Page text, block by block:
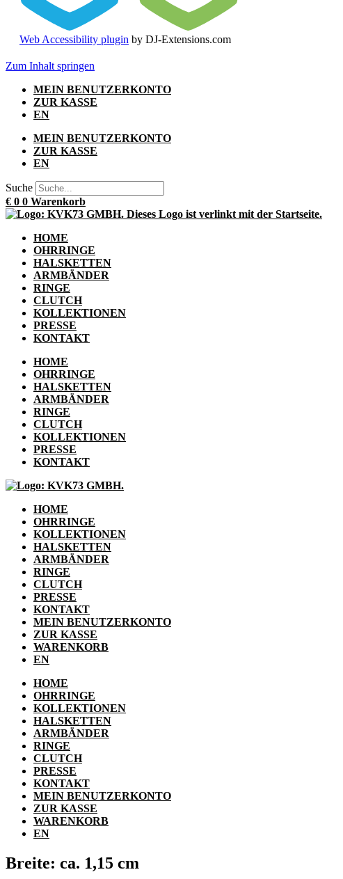
Web Accessibility plugin by DJ-Extensions.com
Zum Inhalt springen
MEIN BENUTZERKONTO
ZUR KASSE
EN
MEIN BENUTZERKONTO
ZUR KASSE
EN
Suche
€ 0 0 Warenkorb
HOME
OHRRINGE
HALSKETTEN
ARMBÄNDER
RINGE
CLUTCH
KOLLEKTIONEN
PRESSE
KONTAKT
HOME
OHRRINGE
HALSKETTEN
ARMBÄNDER
RINGE
CLUTCH
KOLLEKTIONEN
PRESSE
KONTAKT
HOME
OHRRINGE
KOLLEKTIONEN
HALSKETTEN
ARMBÄNDER
RINGE
CLUTCH
PRESSE
KONTAKT
MEIN BENUTZERKONTO
ZUR KASSE
WARENKORB
EN
HOME
OHRRINGE
KOLLEKTIONEN
HALSKETTEN
ARMBÄNDER
RINGE
CLUTCH
PRESSE
KONTAKT
MEIN BENUTZERKONTO
ZUR KASSE
WARENKORB
EN
Breite: ca. 1,15 cm